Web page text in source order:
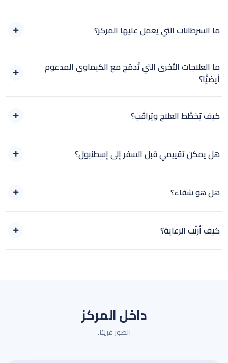
ما السرطانات التي يعمل عليها المركز؟
ما العلاجات الأخرى التي تُدمَج مع الكيماوي المدعوم
أيضيًّا؟
كيف يُخطَّط العلاج ويُراقَب؟
هل يمكن تقييمي قبل السفر إلى إسطنبول؟
هل هو شفاء؟
كيف أرتّب الرعاية؟
داخل المركز
الصور قريبًا.